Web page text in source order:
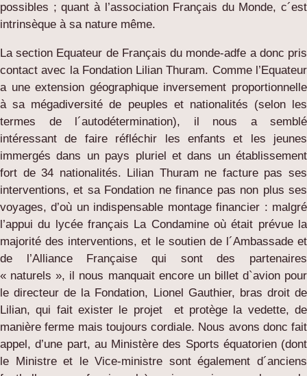
possibles ; quant à l’association Français du Monde, c´est
intrinsèque à sa nature même.
La section Equateur de Français du monde-adfe a donc pris
contact avec la Fondation Lilian Thuram. Comme l’Equateur
a une extension géographique inversement proportionnelle
à sa mégadiversité de peuples et nationalités (selon les
termes de l´autodétermination), il nous a semblé
intéressant de faire réfléchir les enfants et les jeunes
immergés dans un pays pluriel et dans un établissement
fort de 34 nationalités. Lilian Thuram ne facture pas ses
interventions, et sa Fondation ne finance pas non plus ses
voyages, d’où un indispensable montage financier : malgré
l’appui du lycée français La Condamine où était prévue la
majorité des interventions, et le soutien de l´Ambassade et
de l’Alliance Française qui sont des partenaires
« naturels », il nous manquait encore un billet d`avion pour
le directeur de la Fondation, Lionel Gauthier, bras droit de
Lilian, qui fait exister le projet
et protège la vedette, de
manière ferme mais toujours cordiale. Nous avons donc fait
appel, d’une part, au Ministère des Sports équatorien (dont
le Ministre et le Vice-ministre sont également d´anciens